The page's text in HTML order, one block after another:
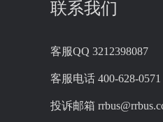
联系我们
客服QQ 3212398087
客服电话 400-628-0571
投诉邮箱